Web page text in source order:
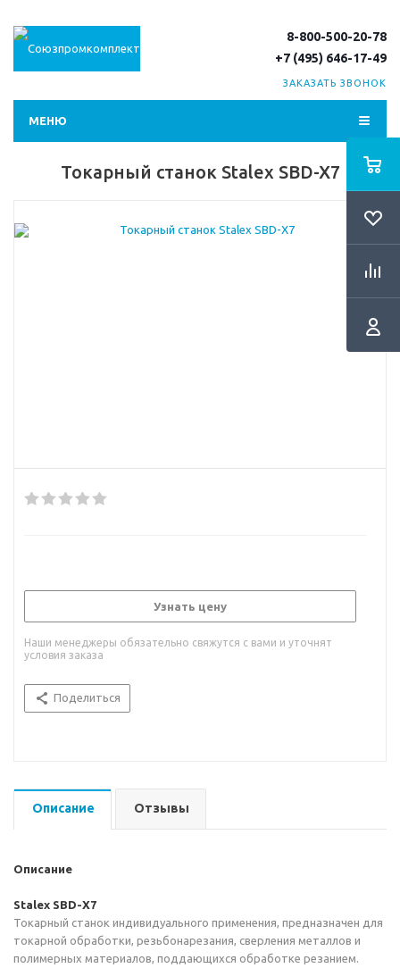
8-800-500-20-78
+7 (495) 646-17-49
ЗАКАЗАТЬ ЗВОНОК
МЕНЮ
Токарный станок Stalex SBD-X7
Узнать цену
Наши менеджеры обязательно свяжутся с вами и уточнят
условия заказа
Поделиться
Описание Отзывы
Описание
Stalex SBD-X7
Токарный станок индивидуального применения, предназначен для
токарной обработки, резьбонарезания, сверления металлов и
полимерных материалов, поддающихся обработке резанием.